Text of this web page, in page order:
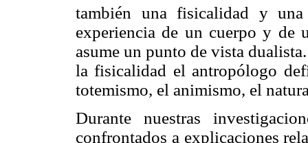
también una fisicalidad y una
experiencia de un cuerpo y de
asume un punto de vista
la fisicalidad el antropólogo
totemismo, el animismo, el
Durante nuestras
confrontados a explicaciones